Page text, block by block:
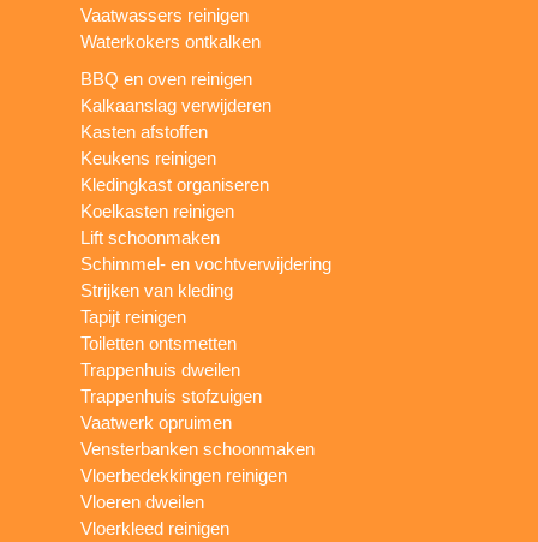
Vaatwassers reinigen
Waterkokers ontkalken
BBQ en oven reinigen
Kalkaanslag verwijderen
Kasten afstoffen
Keukens reinigen
Kledingkast organiseren
Koelkasten reinigen
Lift schoonmaken
Schimmel- en vochtverwijdering
Strijken van kleding
Tapijt reinigen
Toiletten ontsmetten
Trappenhuis dweilen
Trappenhuis stofzuigen
Vaatwerk opruimen
Vensterbanken schoonmaken
Vloerbedekkingen reinigen
Vloeren dweilen
Vloerkleed reinigen